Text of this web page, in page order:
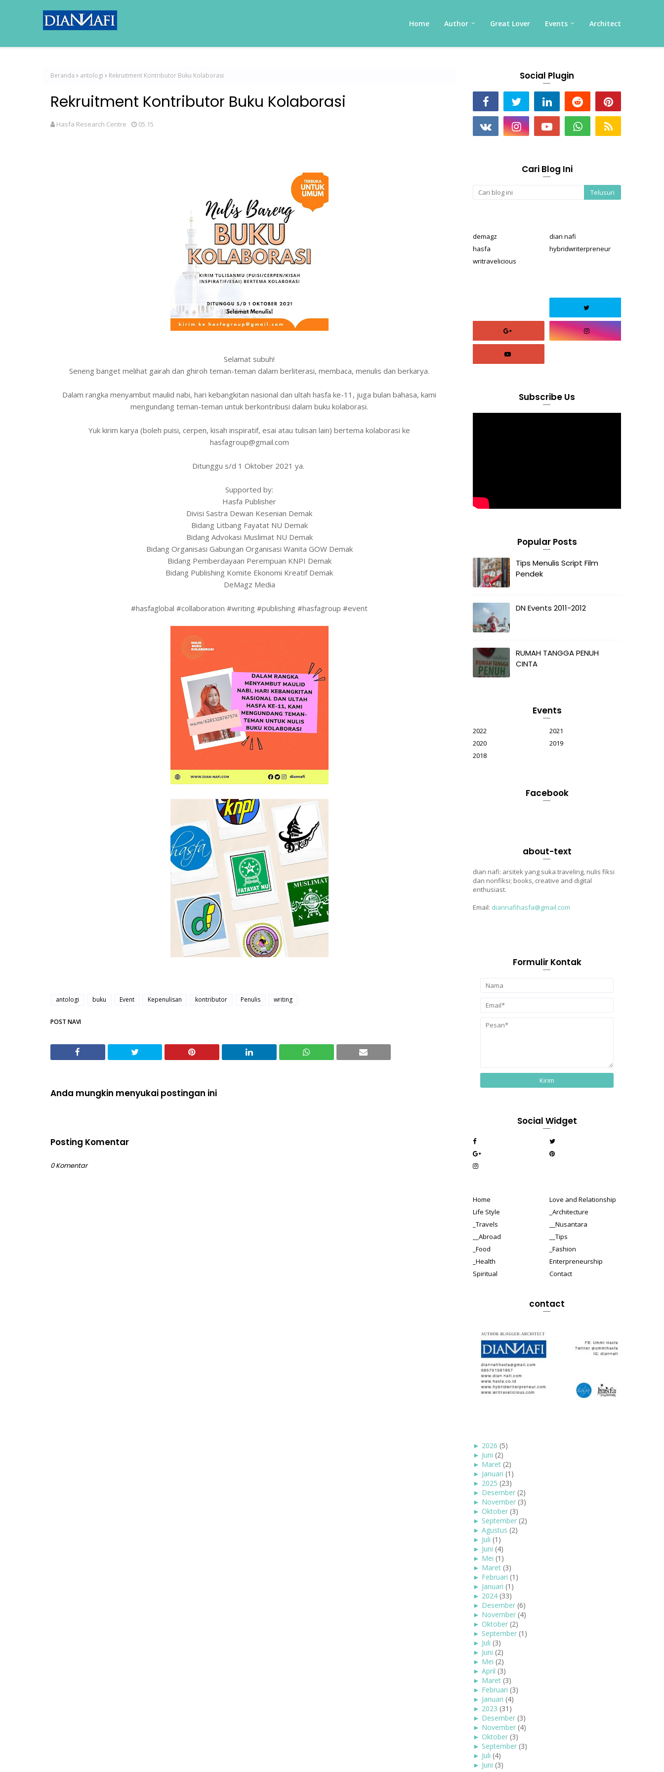
Home Author Great Lover Events Architect
Beranda antologi Rekruitment Kontributor Buku Kolaborasi
Rekruitment Kontributor Buku Kolaborasi
Hasfa Research Centre 05.15
Selamat subuh!
Seneng banget melihat gairah dan ghiroh teman-teman dalam berliterasi, membaca, menulis dan berkarya.
Dalam rangka menyambut maulid nabi, hari kebangkitan nasional dan ultah hasfa ke-11, juga bulan bahasa, kami
mengundang teman-teman untuk berkontribusi dalam buku kolaborasi.
Yuk kirim karya (boleh puisi, cerpen, kisah inspiratif, esai atau tulisan lain) bertema kolaborasi ke
hasfagroup@gmail.com
Ditunggu s/d 1 Oktober 2021 ya.
Supported by:
Hasfa Publisher
Divisi Sastra Dewan Kesenian Demak
Bidang Litbang Fayatat NU Demak
Bidang Advokasi Muslimat NU Demak
Bidang Organisasi Gabungan Organisasi Wanita GOW Demak
Bidang Pemberdayaan Perempuan KNPI Demak
Bidang Publishing Komite Ekonomi Kreatif Demak
DeMagz Media
#hasfaglobal #collaboration #writing #publishing #hasfagroup #event
antologi buku Event Kepenulisan kontributor Penulis writing
POST NAVI
Anda mungkin menyukai postingan ini
Posting Komentar
0 Komentar
Social Plugin
Cari Blog Ini
demagz
dian nafi
hasfa
hybridwriterpreneur
writravelicious
Subscribe Us
Popular Posts
Tips Menulis Script Film
Pendek
DN Events 2011-2012
RUMAH TANGGA PENUH
CINTA
Events
2022
2021
2020
2019
2018
Facebook
about-text
dian nafi: arsitek yang suka traveling, nulis fiksi
dan nonfiksi; books, creative and digital
enthusiast.
Email: diannafihasfa@gmail.com
Formulir Kontak
Social Widget
Home
Love and Relationship
Life Style
_Architecture
_Travels
__Nusantara
__Abroad
__Tips
_Food
_Fashion
_Health
Enterpreneurship
Spiritual
Contact
contact
► 2026 (5)
► Juni (2)
► Maret (2)
► Januari (1)
► 2025 (23)
► Desember (2)
► November (3)
► Oktober (3)
► September (2)
► Agustus (2)
► Juli (1)
► Juni (4)
► Mei (1)
► Maret (3)
► Februari (1)
► Januari (1)
► 2024 (33)
► Desember (6)
► November (4)
► Oktober (2)
► September (1)
► Juli (3)
► Juni (2)
► Mei (2)
► April (3)
► Maret (3)
► Februari (3)
► Januari (4)
► 2023 (31)
► Desember (3)
► November (4)
► Oktober (3)
► September (3)
► Juli (4)
► Juni (3)